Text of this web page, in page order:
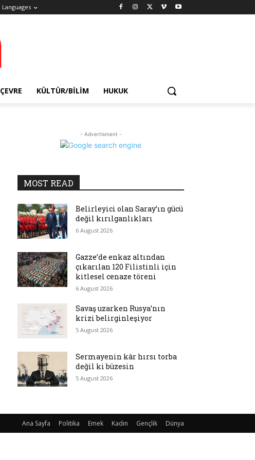
Languages
ÇEVRE KÜLTÜR/BILIM HUKUK
- Advertisment -
MOST READ
Belirleyici olan Saray’ın gücü
değil kırılganlıkları
6 August 2026
Gazze’de enkaz altından
çıkarılan 120 Filistinli için
kitlesel cenaze töreni
6 August 2026
Savaş uzarken Rusya’nın
krizi belirginleşiyor
5 August 2026
Sermayenin kâr hırsı torba
değil ki büzesin
5 August 2026
Ana Sayfa Politika Emek Kadın Gençlik Dünya